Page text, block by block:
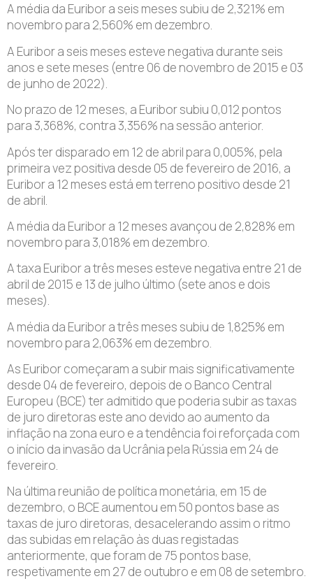
A média da Euribor a seis meses subiu de 2,321% em
novembro para 2,560% em dezembro.
A Euribor a seis meses esteve negativa durante seis
anos e sete meses (entre 06 de novembro de 2015 e 03
de junho de 2022).
No prazo de 12 meses, a Euribor subiu 0,012 pontos
para 3,368%, contra 3,356% na sessão anterior.
Após ter disparado em 12 de abril para 0,005%, pela
primeira vez positiva desde 05 de fevereiro de 2016, a
Euribor a 12 meses está em terreno positivo desde 21
de abril.
A média da Euribor a 12 meses avançou de 2,828% em
novembro para 3,018% em dezembro.
A taxa Euribor a três meses esteve negativa entre 21 de
abril de 2015 e 13 de julho último (sete anos e dois
meses).
A média da Euribor a três meses subiu de 1,825% em
novembro para 2,063% em dezembro.
As Euribor começaram a subir mais significativamente
desde 04 de fevereiro, depois de o Banco Central
Europeu (BCE) ter admitido que poderia subir as taxas
de juro diretoras este ano devido ao aumento da
inflação na zona euro e a tendência foi reforçada com
o início da invasão da Ucrânia pela Rússia em 24 de
fevereiro.
Na última reunião de política monetária, em 15 de
dezembro, o BCE aumentou em 50 pontos base as
taxas de juro diretoras, desacelerando assim o ritmo
das subidas em relação às duas registadas
anteriormente, que foram de 75 pontos base,
respetivamente em 27 de outubro e em 08 de setembro.